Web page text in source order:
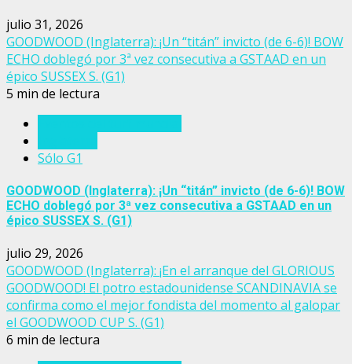
julio 31, 2026
GOODWOOD (Inglaterra): ¡Un “titán” invicto (de 6-6)! BOW
ECHO doblegó por 3ª vez consecutiva a GSTAAD en un
épico SUSSEX S. (G1)
5 min de lectura
Sólo G1
GOODWOOD (Inglaterra): ¡Un “titán” invicto (de 6-6)! BOW
ECHO doblegó por 3ª vez consecutiva a GSTAAD en un
épico SUSSEX S. (G1)
julio 29, 2026
GOODWOOD (Inglaterra): ¡En el arranque del GLORIOUS
GOODWOOD! El potro estadounidense SCANDINAVIA se
confirma como el mejor fondista del momento al galopar
el GOODWOOD CUP S. (G1)
6 min de lectura